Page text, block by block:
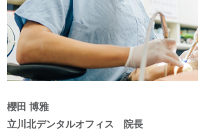
櫻田 博雅
立川北デンタルオフィス 院長